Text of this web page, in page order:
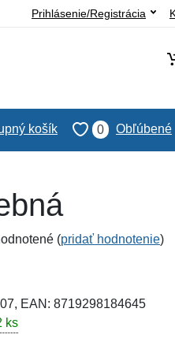
Prihlásenie/Registrácia
0 Obľúbené
košík
(pridať hodnotenie)
EAN: 8719298184645
ks